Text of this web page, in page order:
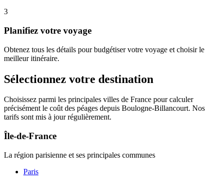
3
Planifiez votre voyage
Obtenez tous les détails pour budgétiser votre voyage et choisir le
meilleur itinéraire.
Sélectionnez votre destination
Choisissez parmi les principales villes de France pour calculer
précisément le coût des péages depuis Boulogne-Billancourt. Nos
tarifs sont mis à jour régulièrement.
Île-de-France
La région parisienne et ses principales communes
Paris